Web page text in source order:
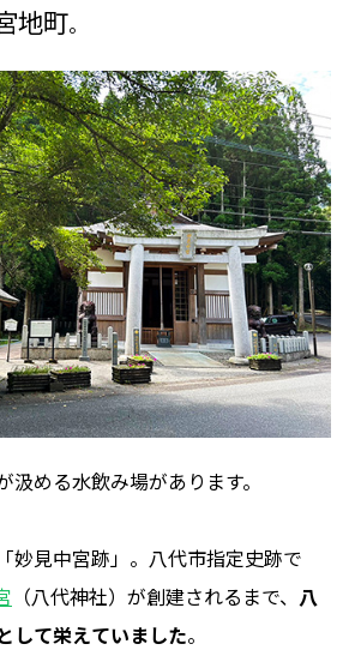
地町。
汲める水飲み場があります。
妙見中宮跡」。八代市指定史跡で
（八代神社）が創建されるまで、 八
して栄えていました。